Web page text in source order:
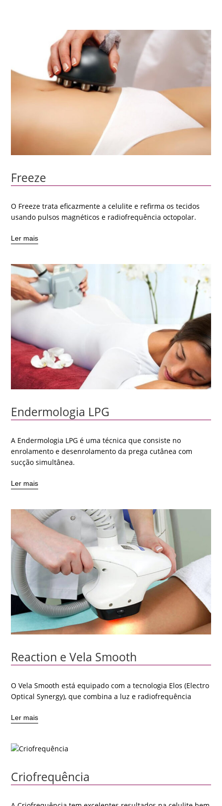
Freeze
O Freeze trata eficazmente a celulite e refirma os tecidos
usando pulsos magnéticos e radiofrequência octopolar.
Ler mais
Endermologia LPG
A Endermologia LPG é uma técnica que consiste no
enrolamento e desenrolamento da prega cutânea com
sucção simultânea.
Ler mais
Reaction e Vela Smooth
O Vela Smooth está equipado com a tecnologia Elos (Electro
Optical Synergy), que combina a luz e radiofrequência
Ler mais
Criofrequência